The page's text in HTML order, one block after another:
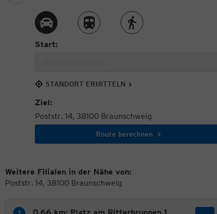
Route per AutoRoute per ZugRoute zu Fuß
Start:
STANDORT ERMITTELN
Ziel:
Poststr. 14, 38100 Braunschweig
Route berechnen
Weitere Filialen in der Nähe von:
Poststr. 14, 38100 Braunschweig